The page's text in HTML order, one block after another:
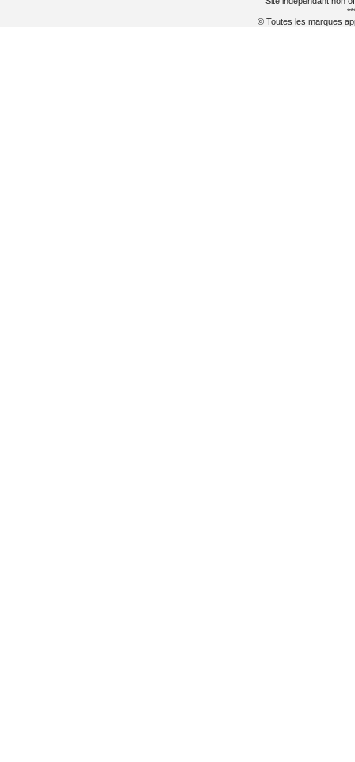
© Toutes les marques